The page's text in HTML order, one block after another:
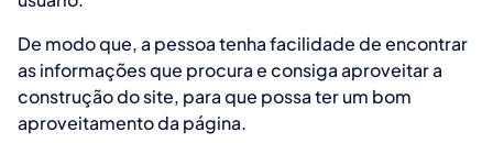
De modo que, a pessoa tenha facilidade de encontrar
as informações que procura e consiga aproveitar a
construção do site, para que possa ter um bom
aproveitamento da página.